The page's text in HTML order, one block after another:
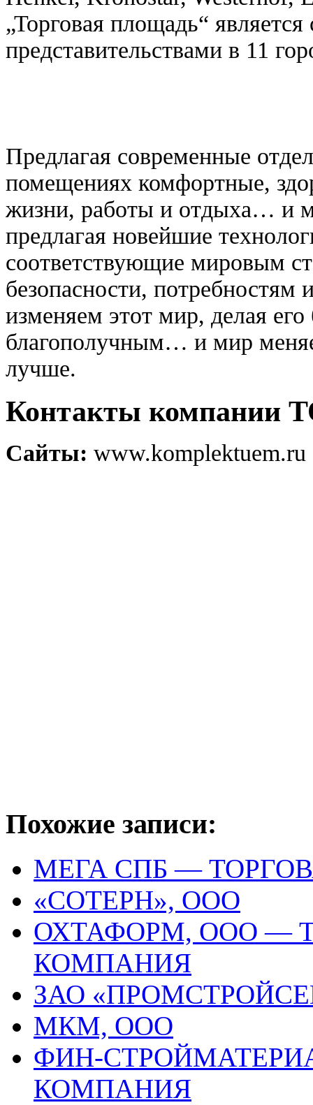
„Торговая площадь“
представительствами в 11
Предлагая современные
помещениях комфортные,
жизни, работы и отдыха… и
предлагая новейшие
соответствующие мировым
безопасности,
изменяем этот мир, делая
благополучным… и мир
лучше.
Контакты
Сайты: www.komplektuem.ru
Похожие записи:
МЕГА СПБ —
«СОТЕРН», ООО
ОХТАФОРМ, ООО —
КОМПАНИЯ
ЗАО
МКМ, ООО
ФИН-
КОМПАНИЯ